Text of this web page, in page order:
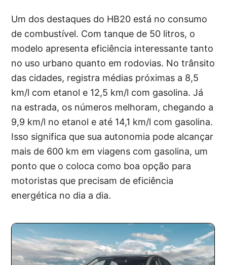
Um dos destaques do HB20 está no consumo
de combustível. Com tanque de 50 litros, o
modelo apresenta eficiência interessante tanto
no uso urbano quanto em rodovias. No trânsito
das cidades, registra médias próximas a 8,5
km/l com etanol e 12,5 km/l com gasolina. Já
na estrada, os números melhoram, chegando a
9,9 km/l no etanol e até 14,1 km/l com gasolina.
Isso significa que sua autonomia pode alcançar
mais de 600 km em viagens com gasolina, um
ponto que o coloca como boa opção para
motoristas que precisam de eficiência
energética no dia a dia.